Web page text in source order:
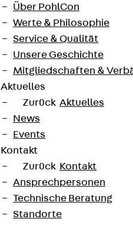
Über PohlCon
Werte & Philosophie
Service & Qualität
Unsere Geschichte
Mitgliedschaften &
Aktuelles
Zurück Aktuelles
News
Events
Kontakt
Zurück Kontakt
Ansprechpersonen
Technische Beratung
Standorte